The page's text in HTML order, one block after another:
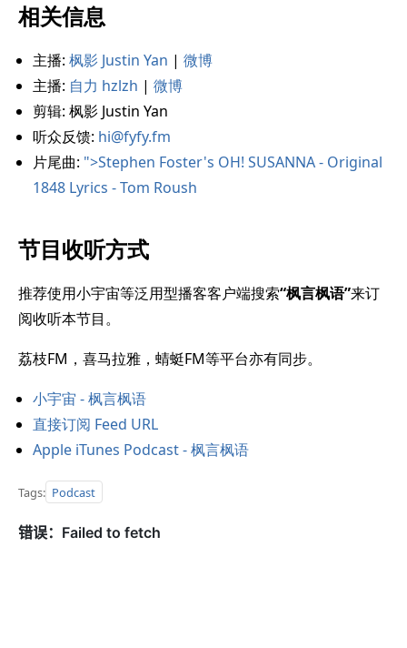
相关信息
主播: 枫影 Justin Yan | 微博
主播: 自力 hzlzh | 微博
剪辑: 枫影 Justin Yan
听众反馈: hi@fyfy.fm
片尾曲: ">Stephen Foster's OH! SUSANNA - Original
1848 Lyrics - Tom Roush
节目收听方式
推荐使用小宇宙等泛用型播客客户端搜索“枫言枫语”来订
阅收听本节目。
荔枝FM，喜马拉雅，蜻蜓FM等平台亦有同步。
小宇宙 - 枫言枫语
直接订阅 Feed URL
Apple iTunes Podcast - 枫言枫语
Tags: Podcast